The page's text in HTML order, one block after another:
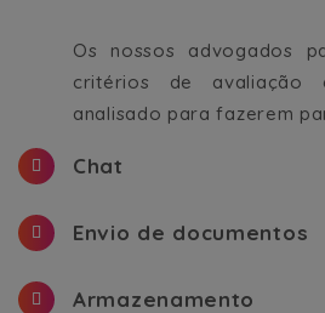
Os nossos advogados
critérios de
analisado para fazerem
Chat
Envio de documentos
Armazenamento